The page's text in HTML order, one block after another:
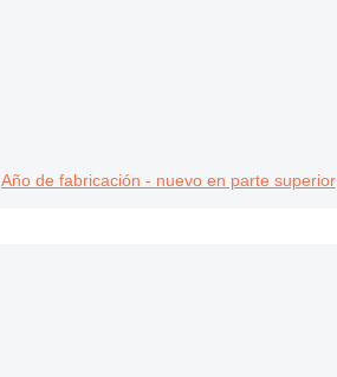
Año de fabricación - nuevo en parte superior